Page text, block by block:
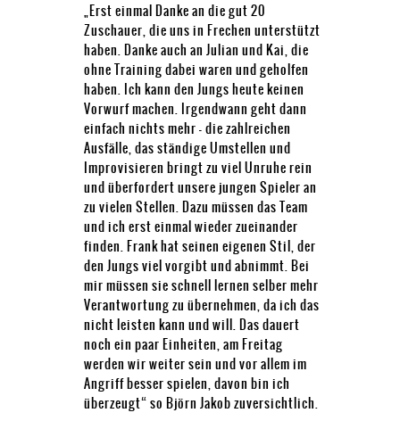
„Erst einmal Danke an die gut 20
Zuschauer, die uns in Frechen unterstützt
haben. Danke auch an Julian und Kai, die
ohne Training dabei waren und geholfen
haben. Ich kann den Jungs heute keinen
Vorwurf machen. Irgendwann geht dann
einfach nichts mehr – die zahlreichen
Ausfälle, das ständige Umstellen und
Improvisieren bringt zu viel Unruhe rein
und überfordert unsere jungen Spieler an
zu vielen Stellen. Dazu müssen das Team
und ich erst einmal wieder zueinander
finden. Frank hat seinen eigenen Stil, der
den Jungs viel vorgibt und abnimmt. Bei
mir müssen sie schnell lernen selber mehr
Verantwortung zu übernehmen, da ich das
nicht leisten kann und will. Das dauert
noch ein paar Einheiten, am Freitag
werden wir weiter sein und vor allem im
Angriff besser spielen, davon bin ich
überzeugt“ so Björn Jakob zuversichtlich.